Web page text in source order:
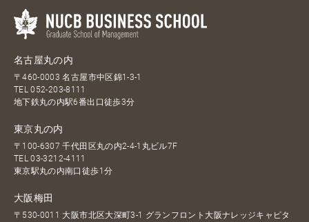
名古屋丸の内
〒460-0003 名古屋市中区錦1-3-1
TEL052-203-8111
地下鉄丸の内駅6番出口徒歩3分
東京丸の内
〒100-6307 千代田区丸の内2-4-1丸ビル7F
TEL03-3212-4111
東京駅丸の内南口徒歩1分
大阪梅田
〒530-0011 大阪市北区大深町3-1 グランフロント大阪ナレッジキャピタ